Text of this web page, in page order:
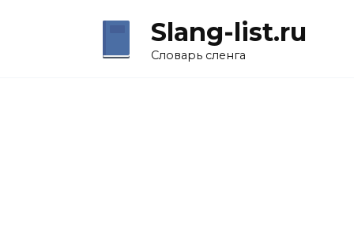
Slang-list.ru
Словарь сленга